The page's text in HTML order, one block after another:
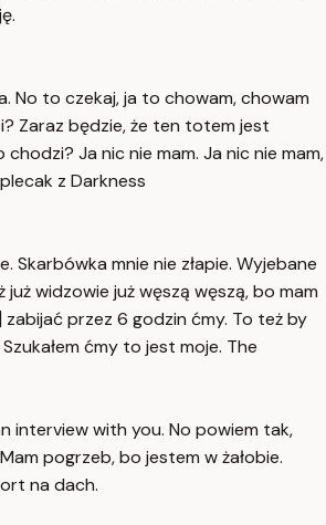
No to czekaj, ja to chowam, chowam
Zaraz będzie, że ten totem jest
chodzi? Ja nic nie mam. Ja nic nie mam,
plecak z Darkness
Skarbówka mnie nie złapie. Wyjebane
już widzowie już węszą węszą, bo mam
zabijać przez 6 godzin ćmy. To też by
ćmy to jest moje. The
interview with you. No powiem tak,
pogrzeb, bo jestem w żałobie.
na dach.